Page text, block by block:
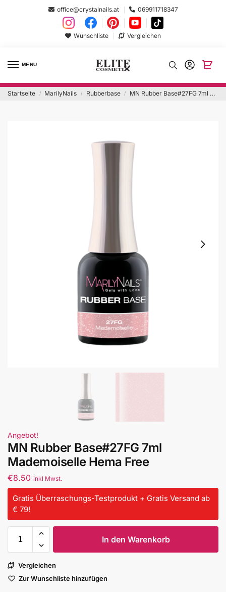
office@crystalnails.at 069911718347
Wunschliste Vergleichen
MENU
Startseite / MarilyNails / Rubberbase / MN Rubber Base#27FG 7ml Mademoiselle Hema Free
Angebot!
MN Rubber Base#27FG 7ml
Mademoiselle Hema Free
€8.50 inkl Mwst.
Gratis Überraschungs-Testprodukt + Gratis Versand ab
€ 79!
In den Warenkorb
Vergleichen
Zur Wunschliste hinzufügen